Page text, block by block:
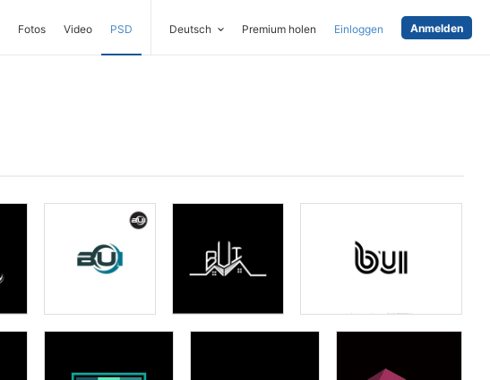
Fotos Video PSD Deutsch Premium holen Einloggen Anmelden